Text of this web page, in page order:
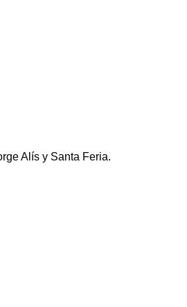
Alís y Santa Feria.